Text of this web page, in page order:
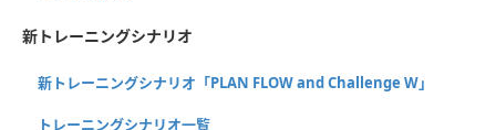
新トレーニングシナリオ
新トレーニングシナリオ「PLAN FLOW and Challenge W」
トレーニングシナリオ一覧